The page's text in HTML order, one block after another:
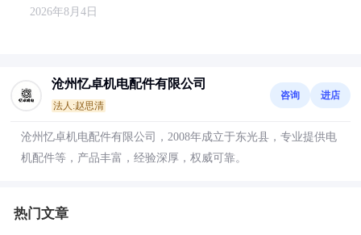
2026年8月4日
沧州忆卓机电配件有限公司
法人:赵思清
咨询 进店
沧州忆卓机电配件有限公司，2008年成立于东光县，专业提供电
机配件等，产品丰富，经验深厚，权威可靠。
热门文章